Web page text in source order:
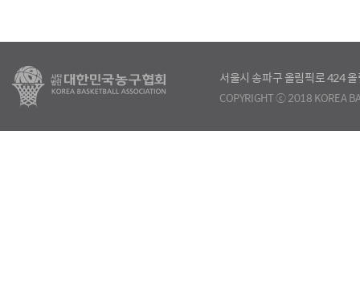
서울시 송파구 올림픽로 424
COPYRIGHT ⓒ 2018 KOREA